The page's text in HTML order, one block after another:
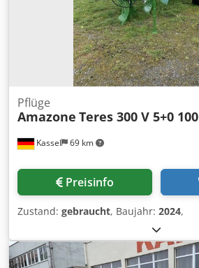
Kassel 69 km
Pflüge
Amazone Teres 300 V 5+0 100
Preisinfo
Zustand: gebraucht, Baujahr: 2024,